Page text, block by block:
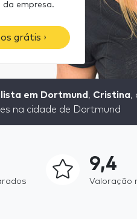
empresa.
grátis ›
em Dortmund , Cristina,
na cidade de Dortmund
9,4
Valoração